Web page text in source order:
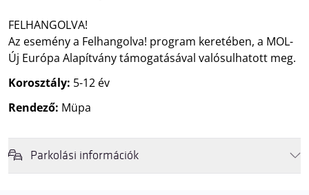
FELHANGOLVA!
Az esemény a Felhangolva! program keretében, a MOL-
Új Európa Alapítvány támogatásával valósulhatott meg.
Korosztály: 5-12 év
Rendező: Müpa
Parkolási információk